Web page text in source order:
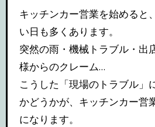
キッチンカー営業を始めると
い日も多くあります。
突然の雨・機械トラブル・出
様からのクレーム…
こうした「現場のトラブル」
かどうかが、キッチンカー営
になります。